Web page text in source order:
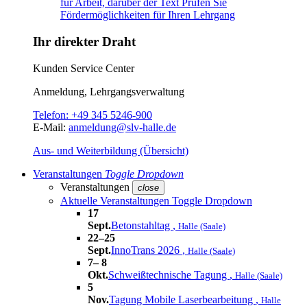
Ihr direkter Draht
Kunden Service Center
Anmeldung, Lehrgangsverwaltung
Telefon: +49 345 5246-900
E-Mail: anmeldung@slv-halle.de
Aus- und Weiterbildung (Übersicht)
Veranstaltungen Toggle Dropdown
Veranstaltungen
close
Aktuelle Veranstaltungen Toggle Dropdown
17
Sept.Betonstahltag , Halle (Saale)
22–25
Sept.InnoTrans 2026 , Halle (Saale)
7– 8
Okt.Schweißtechnische Tagung , Halle (Saale)
5
Nov.Tagung Mobile Laserbearbeitung , Halle